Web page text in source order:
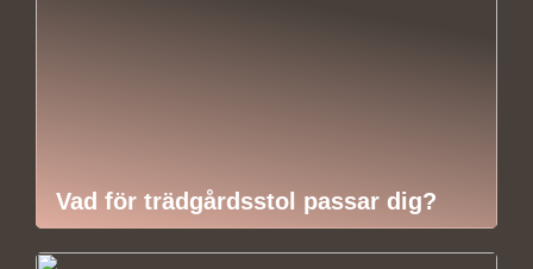
Vad för trädgårdsstol passar dig?